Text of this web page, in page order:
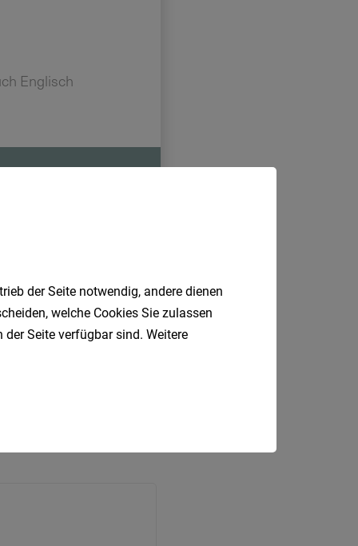
der Seite notwendig, andere dienen
welche Cookies Sie zulassen
Seite verfügbar sind. Weitere